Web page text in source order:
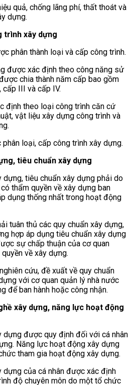
quả, chống lãng phí, thất thoát và
dựng.
trình xây dựng
phân thành loại và cấp công trình.
được xác định theo công năng sử
chia thành năm cấp bao gồm
III và cấp IV.
định theo loại công trình căn cứ
vật liệu xây dựng công trình và
loại, cấp công trình xây dựng.
tiêu chuẩn xây dựng
dựng, tiêu chuẩn xây dựng phải do
thẩm quyền về xây dựng ban
dụng thống nhất trong hoạt động
tuân thủ các quy chuẩn xây dựng,
hợp áp dụng tiêu chuẩn xây dựng
sự chấp thuận của cơ quan
về xây dựng.
cứu, đề xuất về quy chuẩn
với cơ quan quản lý nhà nước
để ban hành hoặc công nhận.
xây dựng, năng lực hoạt động
dựng được quy định đối với cá nhân
Năng lực hoạt động xây dựng
tham gia hoạt động xây dựng.
dựng của cá nhân được xác định
độ chuyên môn do một tổ chức